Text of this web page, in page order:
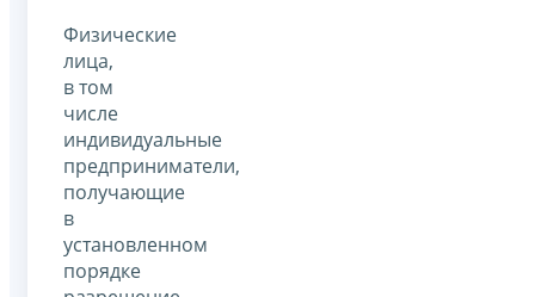
Физические
лица,
в том
числе
индивидуальные
предприниматели,
получающие
в
установленном
порядке